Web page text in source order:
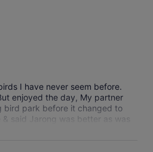
I have never seem before.
enjoyed the day, My partner
bird park before it changed to
said Jarong was better as was